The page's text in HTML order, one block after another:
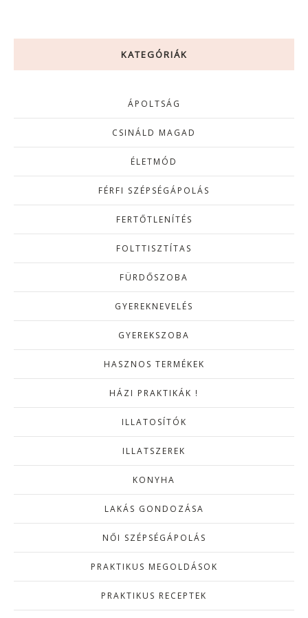
KATEGÓRIÁK
ÁPOLTSÁG
CSINÁLD MAGAD
ÉLETMÓD
FÉRFI SZÉPSÉGÁPOLÁS
FERTŐTLENÍTÉS
FOLTTISZTÍTAS
FÜRDŐSZOBA
GYEREKNEVELÉS
GYEREKSZOBA
HASZNOS TERMÉKEK
HÁZI PRAKTIKÁK !
ILLATOSÍTÓK
ILLATSZEREK
KONYHA
LAKÁS GONDOZÁSA
NŐI SZÉPSÉGÁPOLÁS
PRAKTIKUS MEGOLDÁSOK
PRAKTIKUS RECEPTEK